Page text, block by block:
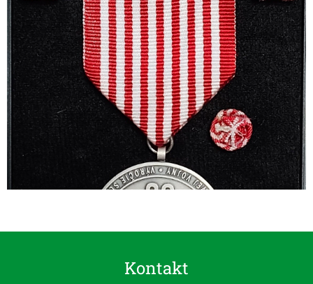
Kontakt